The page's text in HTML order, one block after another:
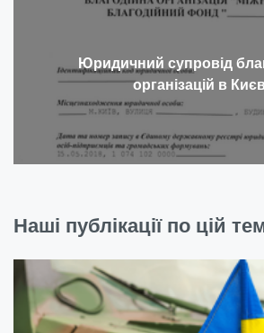
Юридичний супровід
організацій в
Наші публікації по цій